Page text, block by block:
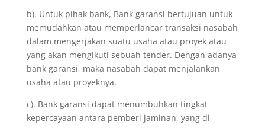
b). Untuk pihak bank, Bank garansi bertujuan untuk
memudahkan atau memperlancar transaksi nasabah
dalam mengerjakan suatu usaha atau proyek atau
yang akan mengikuti sebuah tender. Dengan adanya
bank garansi, maka nasabah dapat menjalankan
usaha atau proyeknya.
c). Bank garansi dapat menumbuhkan tingkat
kepercayaan antara pemberi jaminan, yang di